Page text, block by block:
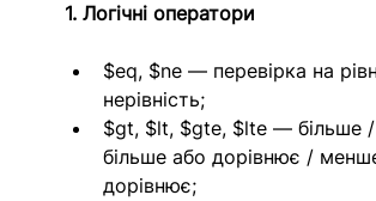
1. Логічні оператори
$eq, $ne — перевірка на
нерівність;
$gt, $lt, $gte, $lte — більше
більше або дорівнює /
дорівнює;